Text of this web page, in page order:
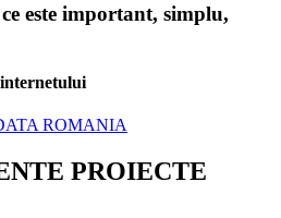
este important, simplu,
ROMANIA
PROIECTE